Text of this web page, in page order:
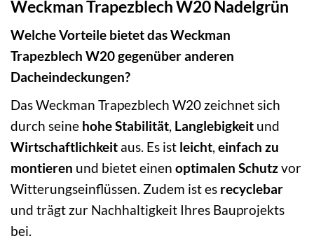
Weckman Trapezblech W20 Nadelgrün
Welche Vorteile bietet das Weckman
Trapezblech W20 gegenüber anderen
Dacheindeckungen?
Das Weckman Trapezblech W20 zeichnet sich
durch seine hohe Stabilität, Langlebigkeit und
Wirtschaftlichkeit aus. Es ist leicht, einfach zu
montieren und bietet einen optimalen Schutzvor
Witterungseinflüssen. Zudem ist es recyclebar
und trägt zur Nachhaltigkeit Ihres Bauprojekts
bei.